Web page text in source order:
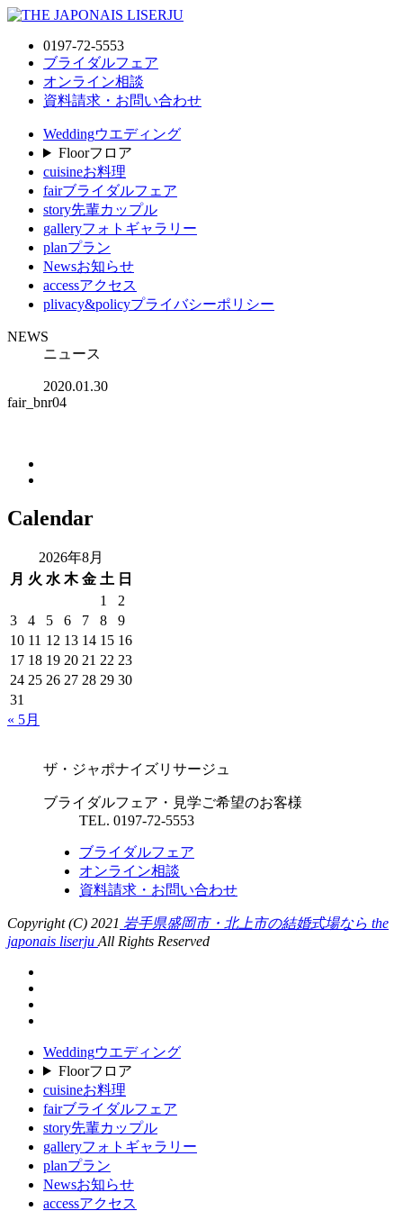
0197-72-5553
ブライダルフェア
オンライン相談
資料請求・お問い合わせ
Weddingウエディング
Floorフロア
cuisineお料理
fairブライダルフェア
story先輩カップル
galleryフォトギャラリー
planプラン
Newsお知らせ
accessアクセス
plivacy&policyプライバシーポリシー
NEWS
ニュース
2020.01.30
fair_bnr04
Calendar
2026年8月
月 火 水 木 金 土 日
1
2
3
4 5 6 7 8
9
10 11 12 13 14 15 16
17 18 19 20 21 22 23
24 25 26 27 28 29 30
31
« 5月
ザ・ジャポナイズリサージュ
ブライダルフェア・見学ご希望のお客様
TEL. 0197-72-5553
ブライダルフェア
オンライン相談
資料請求・お問い合わせ
Copyright (C) 2021 岩手県盛岡市・北上市の結婚式場なら the
japonais liserju All Rights Reserved
Weddingウエディング
Floorフロア
cuisineお料理
fairブライダルフェア
story先輩カップル
galleryフォトギャラリー
planプラン
Newsお知らせ
accessアクセス